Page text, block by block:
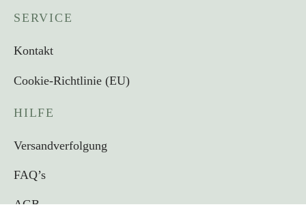
SERVICE
Kontakt
Cookie-Richtlinie (EU)
HILFE
Versandverfolgung
FAQ’s
AGB